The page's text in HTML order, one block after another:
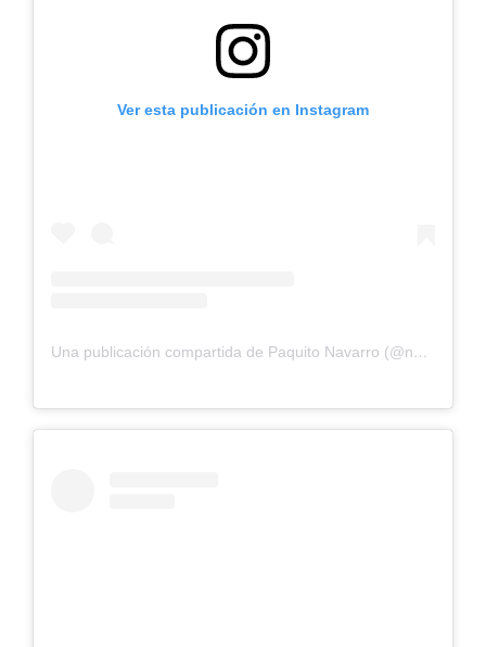
Ver esta publicación en Instagram
Una publicación compartida de Paquito Navarro (@navarro_paquito)